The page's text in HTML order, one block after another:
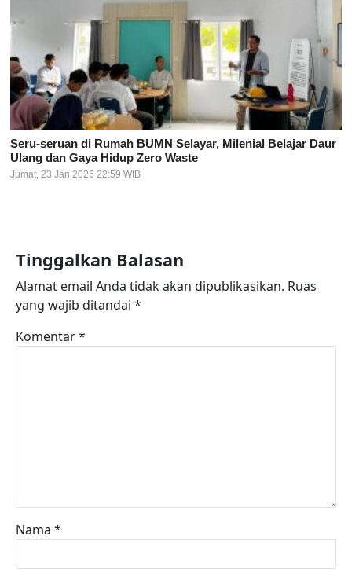
Seru-seruan di Rumah BUMN Selayar, Milenial Belajar Daur
Ulang dan Gaya Hidup Zero Waste
Jumat, 23 Jan 2026 22:59 WIB
Tinggalkan Balasan
Alamat email Anda tidak akan dipublikasikan. Ruas
yang wajib ditandai *
Komentar*
Nama *